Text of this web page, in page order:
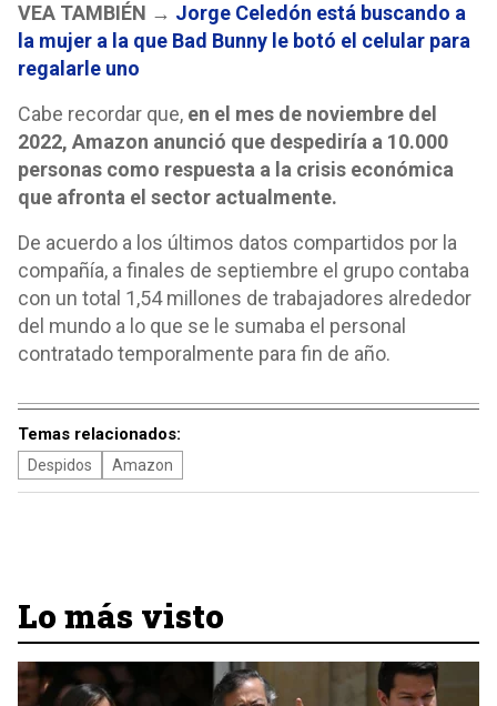
VEA TAMBIÉN → Jorge Celedón está buscando a
la mujer a la que Bad Bunny le botó el celular para
regalarle uno
Cabe recordar que, en el mes de noviembre del
2022, Amazon anunció que despediría a 10.000
personas como respuesta a la crisis económica
que afronta el sector actualmente.
De acuerdo a los últimos datos compartidos por la
compañía, a finales de septiembre el grupo contaba
con un total 1,54 millones de trabajadores alrededor
del mundo a lo que se le sumaba el personal
contratado temporalmente para fin de año.
Temas relacionados:
Despidos Amazon
Lo más visto